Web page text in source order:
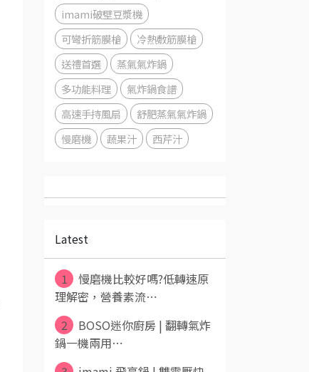
imami破壁豆漿機
可彎折筋膜槍
冷熱敷筋膜槍
送禮首選
蒸氣氣炸鍋
多功能料理
氣炸鍋食譜
高速手持風扇
舒肥蒸氣氣炸鍋
慢磨機
蔬果汁 西芹汁
Latest
1
慢磨機比較好嗎?低轉速原
理解密，營養素流⋯
2
BOSO迷你廚房 | 翻轉氣炸
鍋一機兩用⋯